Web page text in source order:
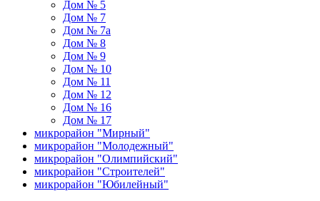
Дом № 5
Дом № 7
Дом № 7а
Дом № 8
Дом № 9
Дом № 10
Дом № 11
Дом № 12
Дом № 16
Дом № 17
микрорайон "Мирный"
микрорайон "Молодежный"
микрорайон "Олимпийский"
микрорайон "Строителей"
микрорайон "Юбилейный"